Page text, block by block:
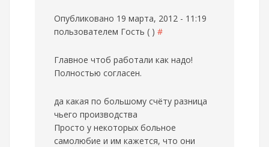
Опубликовано 19 марта, 2012 - 11:19
пользователем Гость ( ) #
Главное чтоб работали как надо!
Полностью согласен.
да какая по большому счёту разница
чьего производства
Просто у некоторых больное
самолюбие и им кажется, что они